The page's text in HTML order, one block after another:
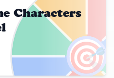
🎯
Characters